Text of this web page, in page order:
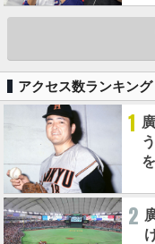
アクセス数ランキング
1
を
2